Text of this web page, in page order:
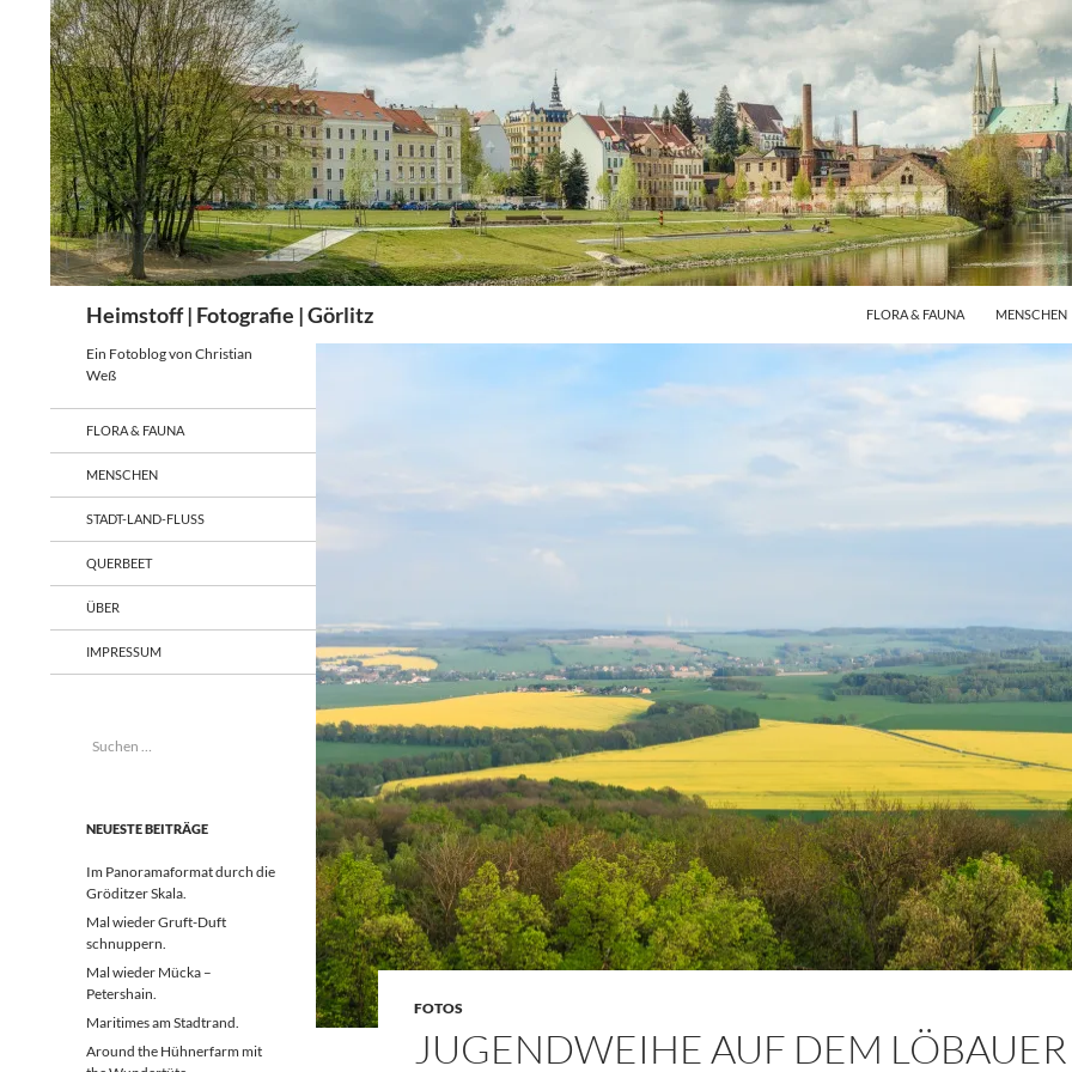
springen
Heimstoff | Fotografie | Görlitz FLORA & FAUNA MENSCHEN
FOTOS
JUGENDWEIHE AUF DEM
Ein Fotoblog von Christian
Weß
FLORA & FAUNA
MENSCHEN
STADT-LAND-FLUSS
QUERBEET
ÜBER
IMPRESSUM
Suchen
NEUESTE BEITRÄGE
Im Panoramaformat durch die
Gröditzer Skala.
Mal wieder Gruft-Duft
schnuppern.
Mal wieder Mücka –
Petershain.
Maritimes am Stadtrand.
Around the Hühnerfarm mit